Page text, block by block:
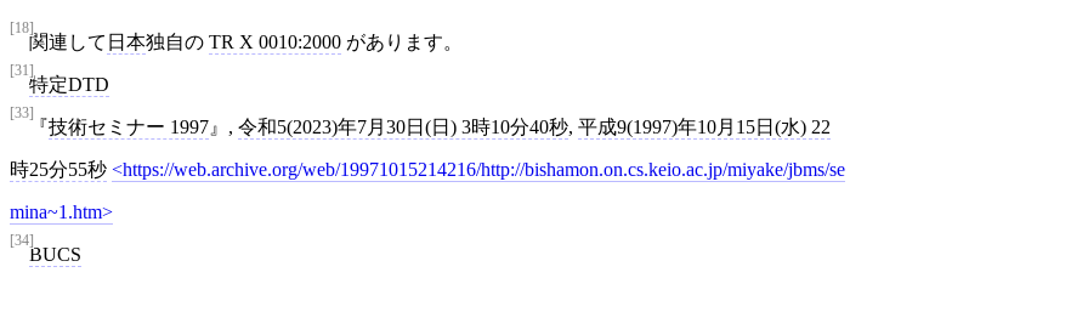
[18]
関連して 日本独自の TR X 0010:2000 があります。
[31]
特定DTD
[33]
技術セミナー 1997 , 令和5(2023)年7月30日(日) 3時10分40秒, 平成9(1997)年10月15日(水) 22
時25分55秒 https://web.archive.org/web/19971015214216/http://bishamon.on.cs.keio.ac.jp/miyake/jbms/se
mina~1.htm
[34]
BUCS